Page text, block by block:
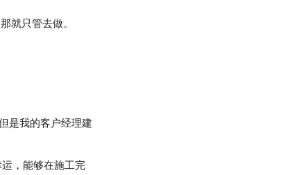
就只管去做。
是我的客户经理建
，能够在施工完